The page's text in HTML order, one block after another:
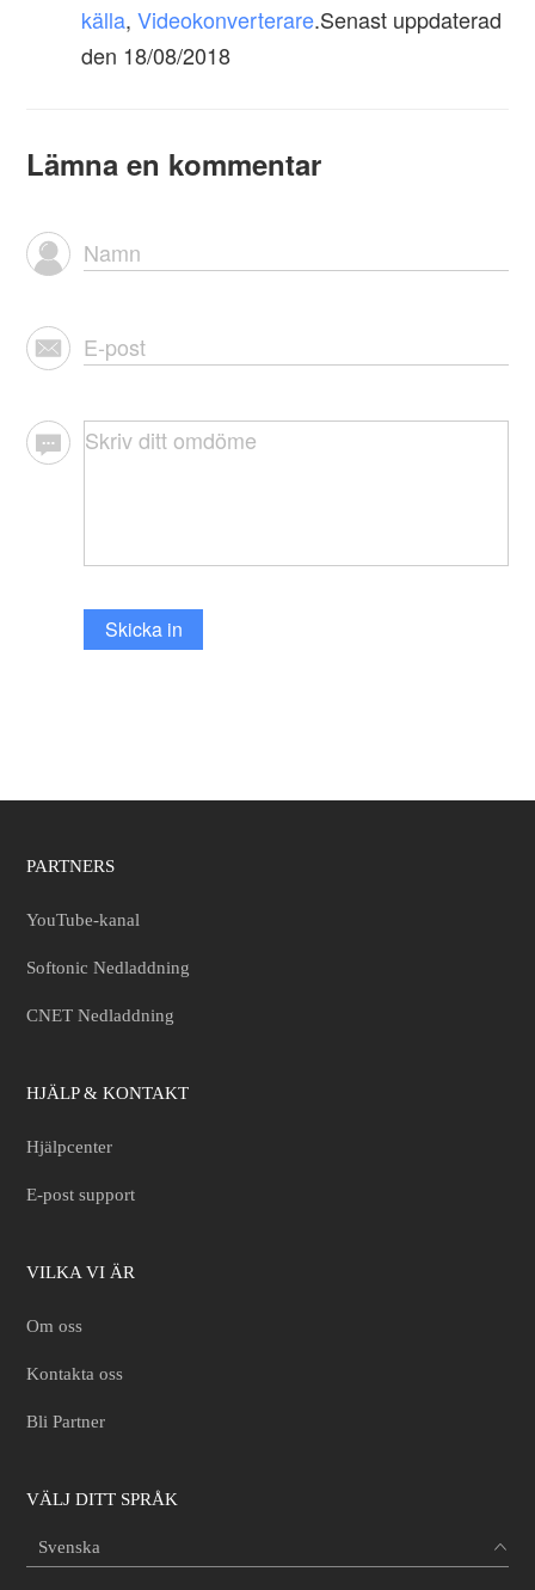
källa,Videokonverterare.Senast uppdaterad
den 18/08/2018
Lämna en kommentar
Skicka in
PARTNERS
YouTube-kanal
Softonic Nedladdning
CNET Nedladdning
HJÄLP & KONTAKT
Hjälpcenter
E-post support
VILKA VI ÄR
Om oss
Kontakta oss
Bli Partner
VÄLJ DITT SPRÅK